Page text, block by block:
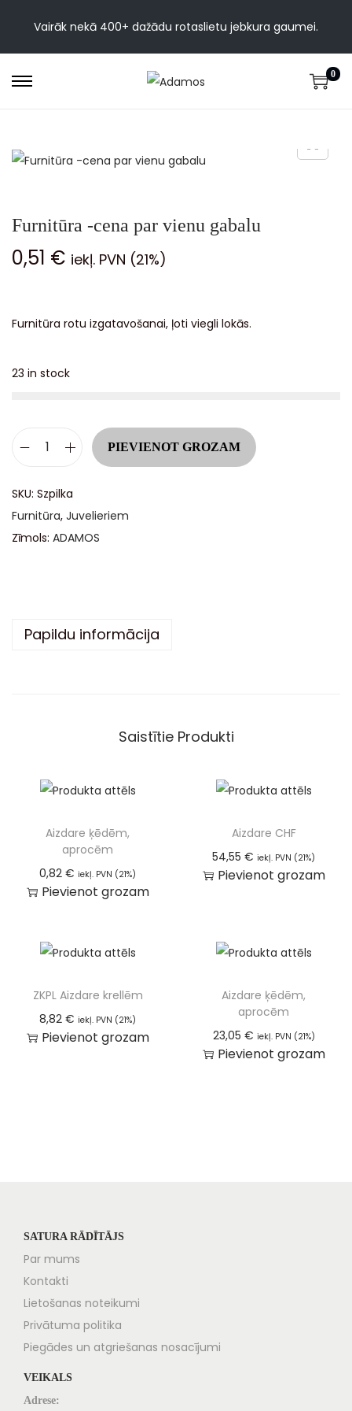
Vairāk nekā 400+ dažādu rotaslietu jebkura gaumei.
0
Furnitūra -cena par vienu gabalu
0,51 € iekļ. PVN (21%)
Furnitūra rotu izgatavošanai, ļoti viegli lokās.
23 in stock
PIEVIENOT GROZAM
SKU: Szpilka
Furnitūra, Juvelieriem
Zīmols: ADAMOS
Papildu informācija
Saistītie Produkti
Aizdare ķēdēm,
aprocēm
0,82€ iekļ. PVN (21%)
Pievienot grozam
Aizdare CHF
54,55€ iekļ. PVN (21%)
Pievienot grozam
ZKPL Aizdare krellēm
8,82€ iekļ. PVN (21%)
Pievienot grozam
Aizdare ķēdēm,
aprocēm
23,05 € iekļ. PVN (21%)
Pievienot grozam
SATURA RĀDĪTĀJS
Par mums
Kontakti
Lietošanas noteikumi
Privātuma politika
Piegādes un atgriešanas nosacījumi
VEIKALS
Adrese: